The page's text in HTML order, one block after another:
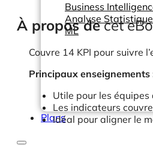
Business
Analyse
ML
Plans
À propos decet
Couvre 14 KPI pour suivre
Principaux enseignements
Utile pour les
Les indicateurs
Idéal pour aligner le